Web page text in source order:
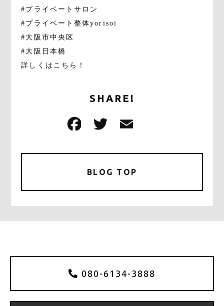
#プライベートサロン
#プライベート整体yorisoi
#大阪市中央区
#大阪日本橋
詳しくはこちら！
SHARE!
F
c
e
b
o
o
T
it
te
r
ai
BLOG TOP
080-6134-3888